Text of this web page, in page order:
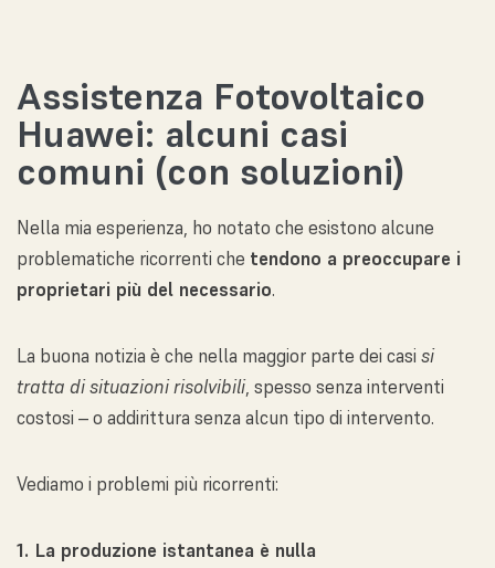
Assistenza Fotovoltaico
Huawei: alcuni casi
comuni (con soluzioni)
Nella mia esperienza, ho notato che esistono alcune
problematiche ricorrenti che tendono a preoccupare i
proprietari più del necessario.
La buona notizia è che nella maggior parte dei casi si
tratta di situazioni risolvibili, spesso senza interventi
costosi – o addirittura senza alcun tipo di intervento.
Vediamo i problemi più ricorrenti:
1. La produzione istantanea è nulla